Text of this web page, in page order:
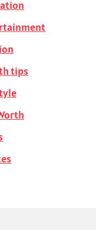
tips